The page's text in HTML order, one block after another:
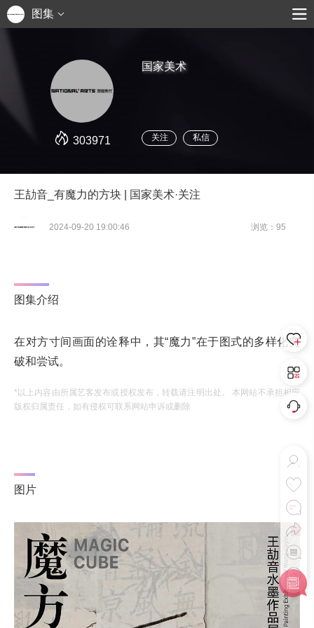
图集
303971
国家美术
关注 私信
王劼音_有魔力的方块 | 国家美术·关注
2024-09-20 19:00:46 浏览：95
图集介绍
在对方寸间画面的诠释中，其“魔力”在于图式的多样化突
破和尝试。
*以上内容由所属艺客发布或授权发布，转载请注明出处。 本网站不承担相应
版权归属责任，如有侵权可联系网站申诉或删除
图片